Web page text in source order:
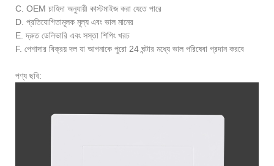
C. OEM চাহিদা অনুযায়ী কাস্টমাইজ করা যেতে পারে
D. প্রতিযোগিতামূলক মূল্য এবং ভাল মানের
E. দ্রুত ডেলিভারি এবং সস্তা শিপিং খরচ
F. পেশাদার বিক্রয় দল যা আপনাকে পুরো 24 ঘন্টার মধ্যে ভাল পরিষেবা প্রদান করবে
পণ্য ছবি: